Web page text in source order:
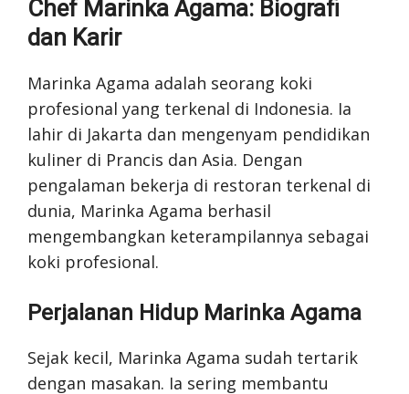
Chef Marinka Agama: Biografi
dan Karir
Marinka Agama adalah seorang koki
profesional yang terkenal di Indonesia. Ia
lahir di Jakarta dan mengenyam pendidikan
kuliner di Prancis dan Asia. Dengan
pengalaman bekerja di restoran terkenal di
dunia, Marinka Agama berhasil
mengembangkan keterampilannya sebagai
koki profesional.
Perjalanan Hidup Marinka Agama
Sejak kecil, Marinka Agama sudah tertarik
dengan masakan. Ia sering membantu